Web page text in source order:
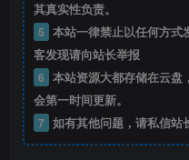
其真实性负责。
5 本站一律禁止以任何方式
客发现请向站长举报
6 本站资源大都存储在云盘
会第一时间更新。
7 如有其他问题，请私信站